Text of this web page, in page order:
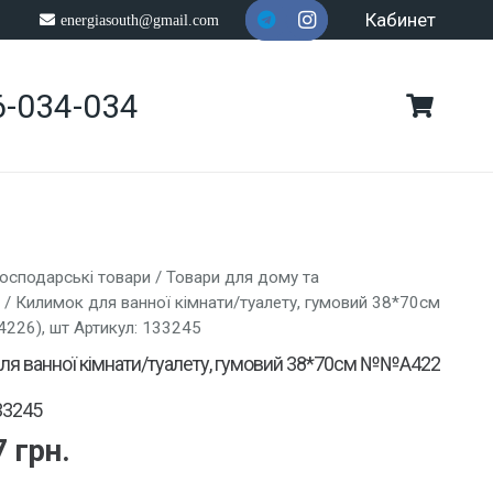
energiasouth@gmail.com Кабинет
034-034
товари / Товари для дому та
/ Килимок для ванної кімнати/туалету, гумовий 38*70см
шт Артикул: 133245
ванної кімнати/туалету, гумовий 38*70см №№A422
грн.